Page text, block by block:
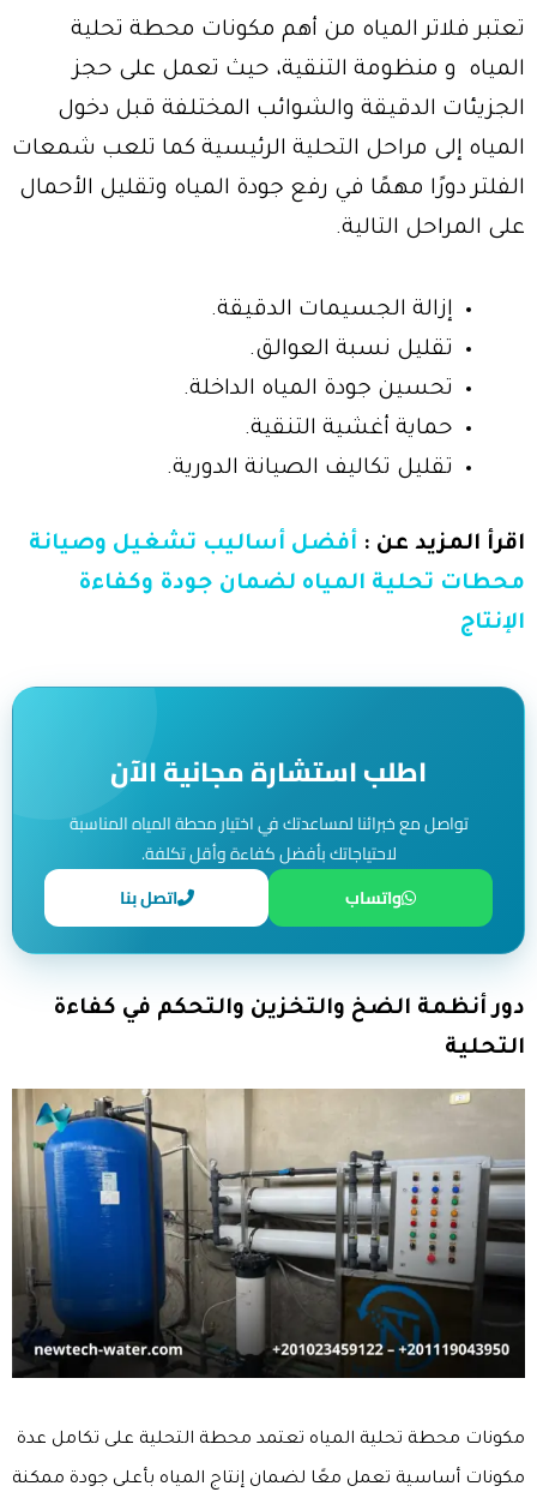
تعتبر فلاتر المياه من أهم مكونات محطة تحلية
المياه و منظومة التنقية، حيث تعمل على حجز
الجزيئات الدقيقة والشوائب المختلفة قبل دخول
المياه إلى مراحل التحلية الرئيسية كما تلعب شمعات
الفلتر دورًا مهمًا في رفع جودة المياه وتقليل الأحمال
على المراحل التالية.
إزالة الجسيمات الدقيقة.
تقليل نسبة العوالق.
تحسين جودة المياه الداخلة.
حماية أغشية التنقية.
تقليل تكاليف الصيانة الدورية.
اقرأ المزيد عن : أفضل أساليب تشغيل وصيانة
محطات تحلية المياه لضمان جودة وكفاءة
الإنتاج
اطلب استشارة مجانية الآن
تواصل مع خبرائنا لمساعدتك في اختيار محطة المياه المناسبة
لاحتياجاتك بأفضل كفاءة وأقل تكلفة.
واتساب
اتصل بنا
دور أنظمة الضخ والتخزين والتحكم في كفاءة
التحلية
مكونات محطة تحلية المياه تعتمد محطة التحلية على تكامل عدة
مكونات أساسية تعمل معًا لضمان إنتاج المياه بأعلى جودة ممكنة